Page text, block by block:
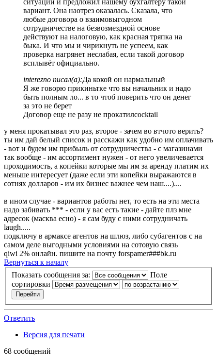
ситуации и предложил нашему бухгалтеру такой
вариант. Она наотрез оказалась. Сказала, что
любые договора о взаимовыгодном
сотрудничестве на безвозмездной основе
действуют на налоговую, как красная тряпка на
быка. И что мы и чирикнуть не успеем, как
проверка нагрянет неслабая, если такой договор
всплывёт официально.
interezno писал(а):Да кокой он нармальный
Я же говорю прикиньтке что вы начальник и надо
быть полным ло... в то чтоб поверить что он денег
за это не берет
Договор еще не разу не прокатилcocktail
у меня прокатывал это раз, второе - зачем во втчото верить?
ты им дай белый список и расскажи как удобно им оплачивать
- вот и будем им прибыль от сотрудничества - с магазинами
так вообще - им ассортимент нужен - от него увеличевается
проходимость, а копейки которые мы им за аренду платим их
меньше интересует (даже если эти копейки выражаются в
сотнях долларов - им их бизнес важнее чем наш....)....
в ином случае - вариантов работы нет, то есть на эти места
надо забивать *** - если у вас есть такие - дайте плз мне
адресок (масква есно) - я сам буду с ними сотрудничать
laugh.....
подключу в армаксе агентов на шлюз, либо субагентов с на
самом деле выгодными условиями на сотовую связь
qiwi 2% онлайн. пишите на почту forspamer###bk.ru
Вернуться к началу
Показать сообщения за:
Поле
сортировки
Ответить
Версия для печати
68 сообщений